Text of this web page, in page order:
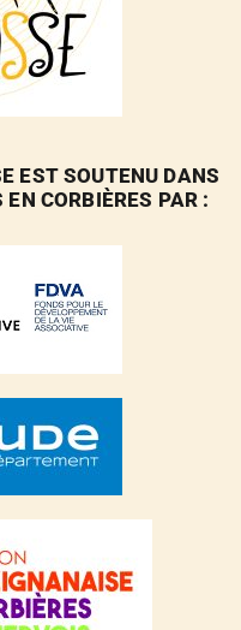
EST SOUTENU DANS
EN CORBIÈRES PAR :